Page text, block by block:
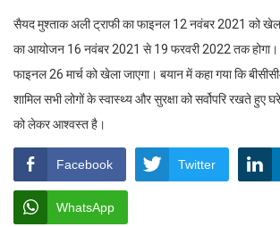
सैयद मुश्ताक अली ट्राफी का फाइनल 12 नवंबर 2021 को
का आयोजन 16 नवंबर 2021 से 19 फरवरी 2022 तक होगा।
फाइनल 26 मार्च को खेला जाएगा। बयान में कहा गया कि
शामिल सभी लोगों के स्वास्थ्य और सुरक्षा को सर्वोपरि रखते हुए
को लेकर आश्वस्त है।
Facebook Twitter
WhatsApp